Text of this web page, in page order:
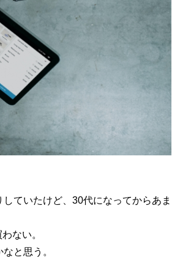
ていたけど、30代になってからあま
ない。
と思う。